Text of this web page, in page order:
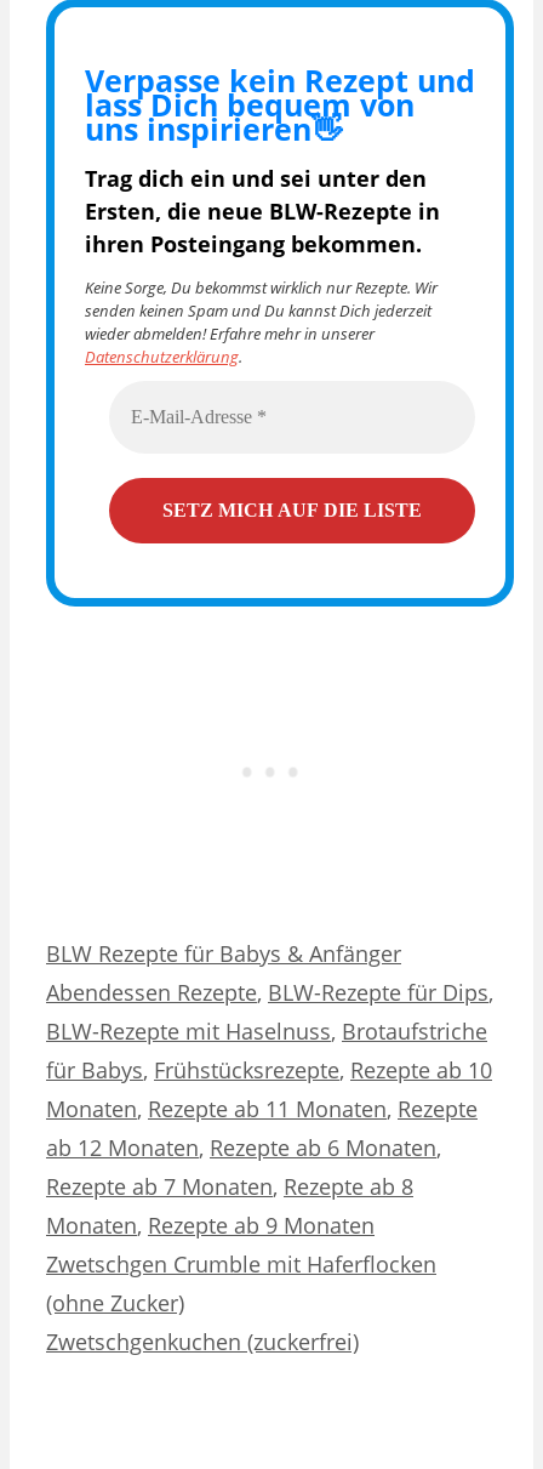
Verpasse kein Rezept und
lass Dich bequem von
uns inspirieren👋
Trag dich ein und sei unter den
Ersten, die neue BLW-Rezepte in
ihren Posteingang bekommen.
Keine Sorge, Du bekommst wirklich nur Rezepte. Wir
senden keinen Spam und Du kannst Dich jederzeit
wieder abmelden! Erfahre mehr in unserer
Datenschutzerklärung.
Kategorien
BLW Rezepte für Babys & AnfängerSchlagwörter
Abendessen Rezepte, BLW-Rezepte für Dips,
BLW-Rezepte mit Haselnuss, Brotaufstriche
für Babys, Frühstücksrezepte, Rezepte ab 10
Monaten, Rezepte ab 11 Monaten, Rezepte
ab 12 Monaten, Rezepte ab 6 Monaten,
Rezepte ab 7 Monaten, Rezepte ab 8
Monaten, Rezepte ab 9 Monaten
Zwetschgen Crumble mit Haferflocken
(ohne Zucker)
Zwetschgenkuchen (zuckerfrei)